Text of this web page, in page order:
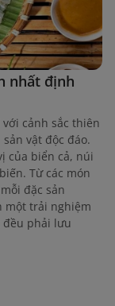
nhất định
cảnh sắc thiên
vật độc đáo.
của biển cả, núi
Từ các món
đặc sản
một trải nghiệm
phải lưu